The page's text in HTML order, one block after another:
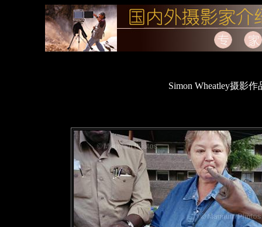
Simon Wheatley摄影作